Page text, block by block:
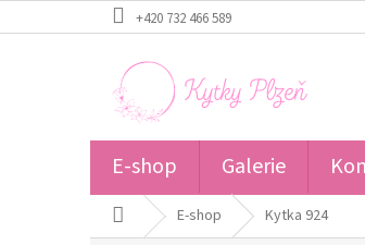
na
+420 732 466 589
E-shop Galerie
Domů E-shop Kytka 924